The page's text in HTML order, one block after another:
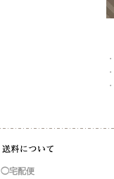
・
・
・
◯宅配便